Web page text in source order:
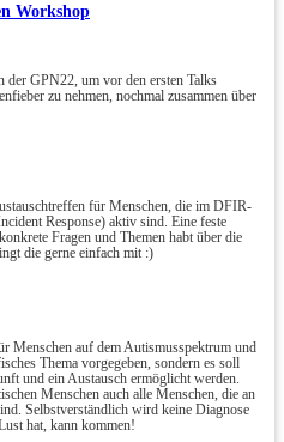
Workshop
der GPN22, um vor den ersten Talks
zu nehmen, nochmal zusammen über
für Menschen, die im DFIR-
Response) aktiv sind. Eine feste
Fragen und Themen habt über die
die gerne einfach mit :)
Menschen auf dem Autismusspektrum und
Thema vorgegeben, sondern es soll
und ein Austausch ermöglicht werden.
Menschen auch alle Menschen, die an
Selbstverständlich wird keine Diagnose
hat, kann kommen!